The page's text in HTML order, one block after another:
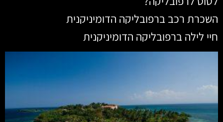
השכרת רכב ברפובליקה הדומיניקנית
חיי לילה ברפובליקה הדומיניקנית